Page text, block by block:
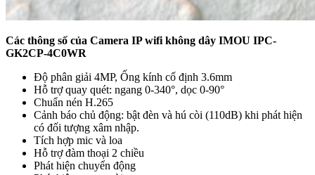
Các thông số của Camera IP wifi không dây IMOU IPC-
GK2CP-4C0WR
Độ phân giải 4MP, Ống kính cố định 3.6mm
Hỗ trợ quay quét: ngang 0-340°, dọc 0-90°
Chuẩn nén H.265
Cảnh báo chủ động: bật đèn và hú còi (110dB) khi phát hiện
có đối tượng xâm nhập.
Tích hợp mic và loa
Hỗ trợ đàm thoại 2 chiều
Phát hiện chuyển động